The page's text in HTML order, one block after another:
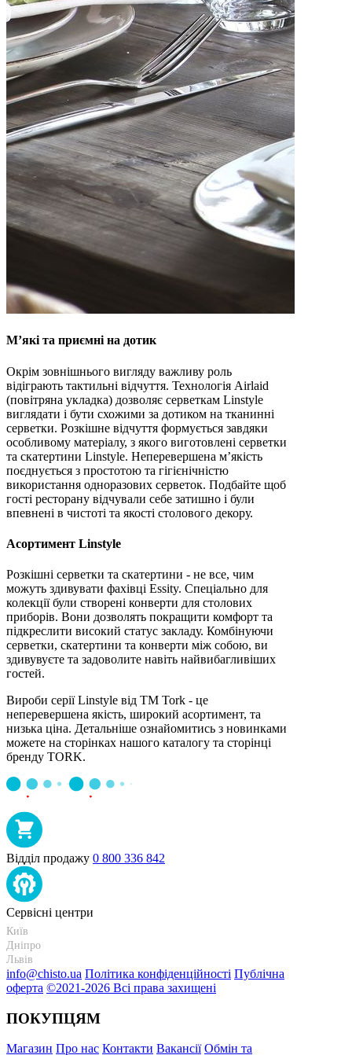
М’які та приємні на дотик
Окрім зовнішнього вигляду важливу роль
відіграють тактильні відчуття. Технологія Airlaid
(повітряна укладка) дозволяє серветкам Linstyle
виглядати і бути схожими за дотиком на тканинні
серветки. Розкішне відчуття формується завдяки
особливому матеріалу, з якого виготовлені серветки
та скатертини Linstyle. Неперевершена м’якість
поєднується з простотою та гігієнічністю
використання одноразових серветок. Подбайте щоб
гості ресторану відчували себе затишно і були
впевнені в чистоті та якості столового декору.
Асортимент Linstyle
Розкішні серветки та скатертини - не все, чим
можуть здивувати фахівці Essity. Спеціально для
колекції були створені конверти для столових
приборів. Вони дозволять покращити комфорт та
підкреслити високий статус закладу. Комбінуючи
серветки, скатертини та конверти між собою, ви
здивувуєте та задоволите навіть найвибагливіших
гостей.
Вироби серії Linstyle від ТМ Tork - це
неперевершена якість, широкий асортимент, та
низька ціна. Детальніше ознайомитись з новинками
можете на сторінках нашого каталогу та сторінці
бренду TORK.
Відділ продажу 0 800 336 842
Сервісні центри
Київ
Дніпро
Львів
info@chisto.ua Політика конфіденційності Публічна
оферта ©2021-2026 Всі права захищені
ПОКУПЦЯМ
Магазин Про нас Контакти Вакансії Обмін та